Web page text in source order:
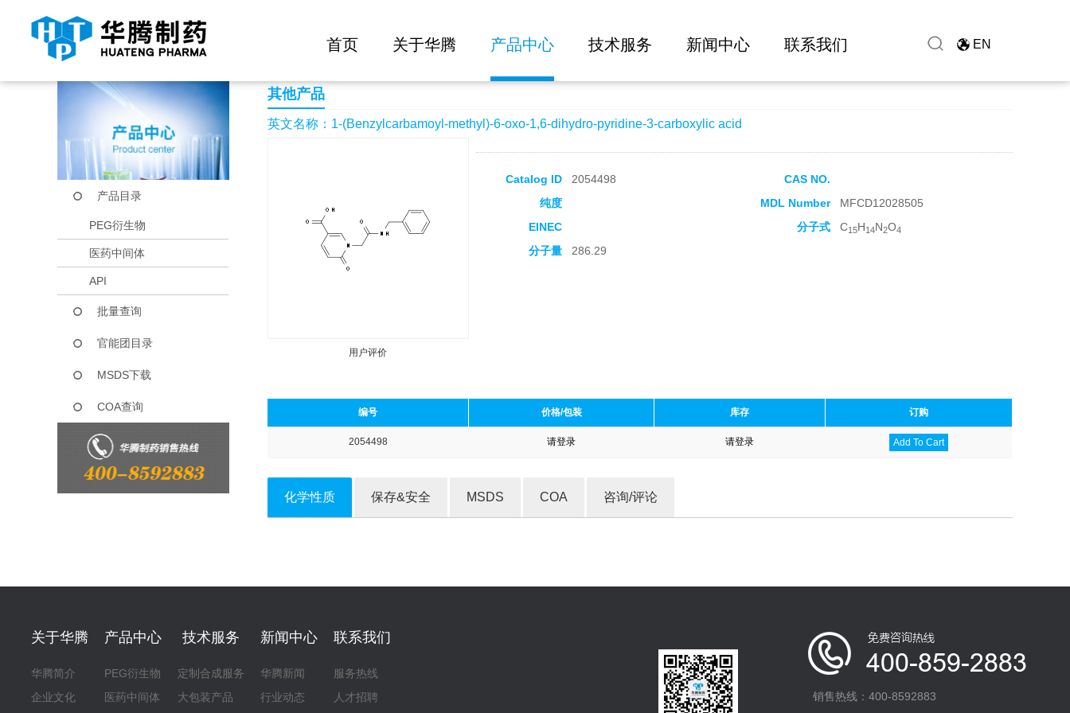
首页 关于华腾 产品中心 技术服务 新闻中心 联系我们 EN
当前位置： 首页 产品中心 1-(Benzylcarbamoyl-methyl)-6-oxo-1,6-dihydro-pyridine-3-carboxylic acid
产品目录
PEG衍生物
医药中间体
API
批量查询
官能团目录
MSDS下载
COA查询
其他产品
英文名称：1-(Benzylcarbamoyl-methyl)-6-oxo-1,6-dihydro-pyridine-3-carboxylic acid
用户评价
Catalog ID 2054498
CAS NO.
纯度
MDL Number
MFCD12028505
EINEC
分子式 C15H14N2O4
分子量 286.29
编号 价格/包装 库存 订购
2054498 请登录 请登录 Add To Cart
化学性质 保存&安全 MSDS COA 咨询/评论
关于华腾
华腾简介
企业文化
产品中心
PEG衍生物
医药中间体
技术服务
定制合成服务
大包装产品
新闻中心
华腾新闻
行业动态
联系我们
服务热线
人才招聘
销售热线：400-8592883